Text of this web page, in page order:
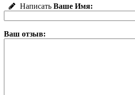
Написать Ваше Имя:
Ваш отзыв: